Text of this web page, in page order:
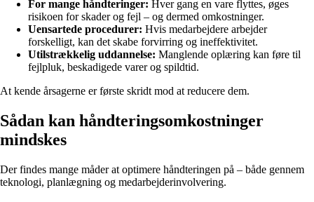
For mange håndteringer: Hver gang en vare flyttes, øges
risikoen for skader og fejl – og dermed omkostninger.
Uensartede procedurer: Hvis medarbejdere arbejder
forskelligt, kan det skabe forvirring og ineffektivitet.
Utilstrækkelig uddannelse: Manglende oplæring kan føre til
fejlpluk, beskadigede varer og spildtid.
At kende årsagerne er første skridt mod at reducere dem.
Sådan kan håndteringsomkostninger
mindskes
Der findes mange måder at optimere håndteringen på – både gennem
teknologi, planlægning og medarbejderinvolvering.